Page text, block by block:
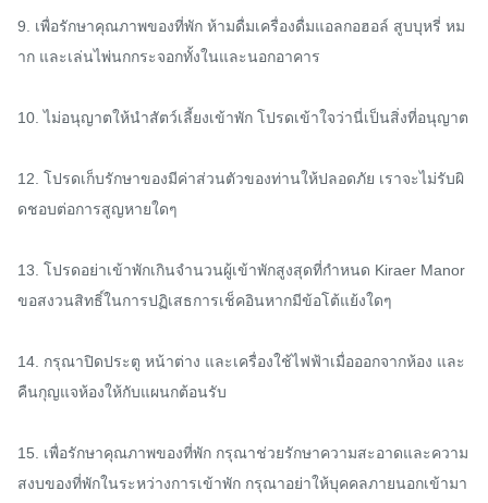
9. เพื่อรักษาคุณภาพของที่พัก ห้ามดื่มเครื่องดื่มแอลกอฮอล์ สูบบุหรี่ หม
าก และเล่นไพ่นกกระจอกทั้งในและนอกอาคาร
10. ไม่อนุญาตให้นำสัตว์เลี้ยงเข้าพัก โปรดเข้าใจว่านี่เป็นสิ่งที่อนุญาต
12. โปรดเก็บรักษาของมีค่าส่วนตัวของท่านให้ปลอดภัย เราจะไม่รับผิ
ดชอบต่อการสูญหายใดๆ
13. โปรดอย่าเข้าพักเกินจำนวนผู้เข้าพักสูงสุดที่กำหนด Kiraer Manor
ขอสงวนสิทธิ์ในการปฏิเสธการเช็คอินหากมีข้อโต้แย้งใดๆ
14. กรุณาปิดประตู หน้าต่าง และเครื่องใช้ไฟฟ้าเมื่อออกจากห้อง และ
คืนกุญแจห้องให้กับแผนกต้อนรับ
15. เพื่อรักษาคุณภาพของที่พัก กรุณาช่วยรักษาความสะอาดและความ
สงบของที่พักในระหว่างการเข้าพัก กรุณาอย่าให้บุคคลภายนอกเข้ามา